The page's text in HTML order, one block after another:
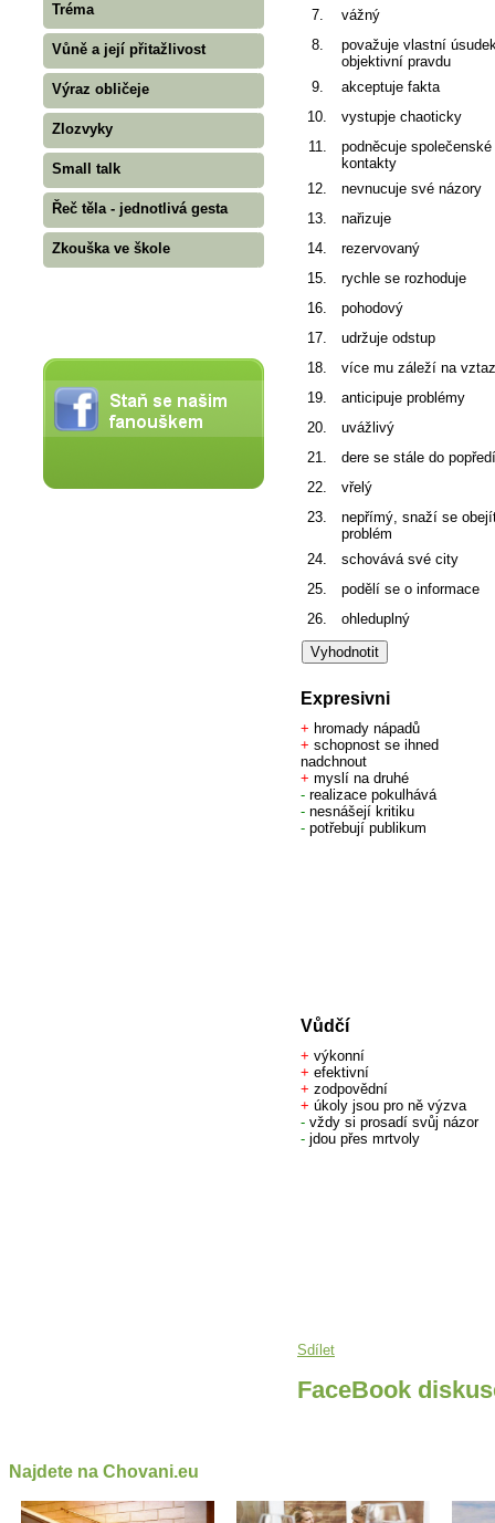
Tréma
Vůně a její přitažlivost
Výraz obličeje
Zlozvyky
Small talk
Řeč těla - jednotlivá gesta
Zkouška ve škole
7.
vážný
8.
považuje vlastní
objektivní pravdu
9.
akceptuje fakta
10.
vystupje chaoticky
11.
podněcuje společenské
kontakty
12.
nevnucuje své názory
13.
nařizuje
14.
rezervovaný
15.
rychle se rozhoduje
16.
pohodový
17.
udržuje odstup
18.
více mu záleží na
19.
anticipuje problémy
20.
uvážlivý
21.
dere se stále do popředí
22.
vřelý
23.
nepřímý, snaží se
problém
24.
schovává své city
25.
podělí se o informace
26.
ohleduplný
Expresivni
+ hromady nápadů
+ schopnost se ihned
nadchnout
+ myslí na druhé
- realizace pokulhává
- nesnášejí kritiku
- potřebují publikum
Vůdčí
+ výkonní
+ efektivní
+ zodpovědní
+ úkoly jsou pro ně výzva
- vždy si prosadí svůj názor
- jdou přes mrtvoly
Sdílet
FaceBook
Najdete na Chovani.eu